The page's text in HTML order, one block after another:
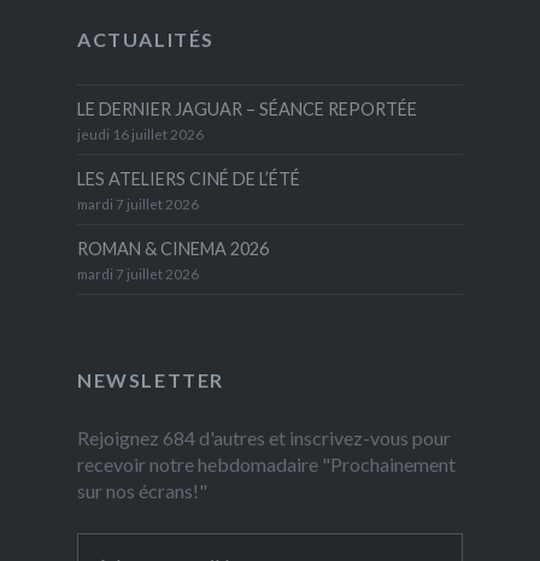
ACTUALITÉS
LE DERNIER JAGUAR – SÉANCE REPORTÉE
jeudi 16 juillet 2026
LES ATELIERS CINÉ DE L’ÉTÉ
mardi 7 juillet 2026
ROMAN & CINEMA 2026
mardi 7 juillet 2026
NEWSLETTER
Rejoignez 684 d'autres et inscrivez-vous pour
recevoir notre hebdomadaire "Prochainement
sur nos écrans!"